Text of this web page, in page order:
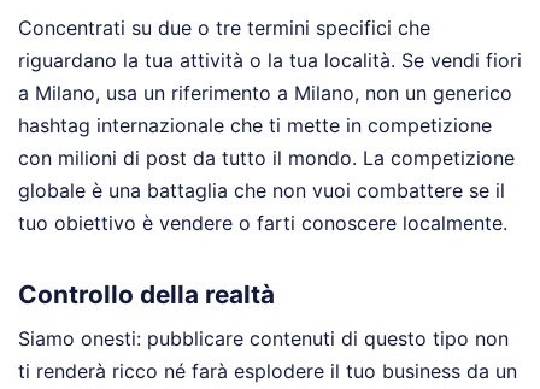
Concentrati su due o tre termini specifici che
riguardano la tua attività o la tua località. Se vendi fiori
a Milano, usa un riferimento a Milano, non un generico
hashtag internazionale che ti mette in competizione
con milioni di post da tutto il mondo. La competizione
globale è una battaglia che non vuoi combattere se il
tuo obiettivo è vendere o farti conoscere localmente.
Controllo della realtà
Siamo onesti: pubblicare contenuti di questo tipo non
ti renderà ricco né farà esplodere il tuo business da un